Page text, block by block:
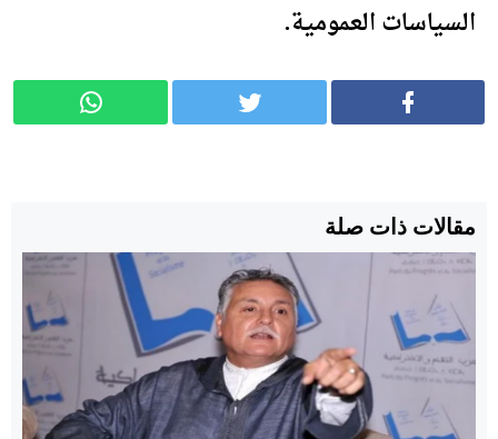
السياسات العمومية.
مقالات ذات صلة